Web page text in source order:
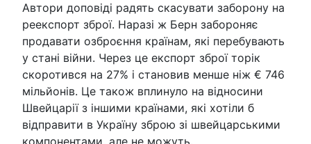
Автори доповіді радять скасувати заборону на
реекспорт зброї. Наразі ж Берн забороняє
продавати озброєння країнам, які перебувають
у стані війни. Через це експорт зброї торік
скоротився на 27% і становив менше ніж € 746
мільйонів. Це також вплинуло на відносини
Швейцарії з іншими країнами, які хотіли б
відправити в Україну зброю зі швейцарськими